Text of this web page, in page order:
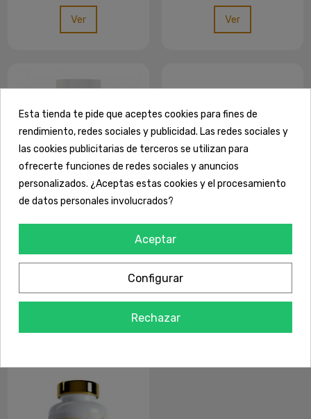
Ver Ver
LIFE HAIR - MVP
Ver
ZMA ALPHA
Ver
Esta tienda te pide que aceptes cookies para fines de
rendimiento, redes sociales y publicidad. Las redes sociales y
las cookies publicitarias de terceros se utilizan para
ofrecerte funciones de redes sociales y anuncios
personalizados. ¿Aceptas estas cookies y el procesamiento
de datos personales involucrados?
Aceptar
Configurar
Rechazar